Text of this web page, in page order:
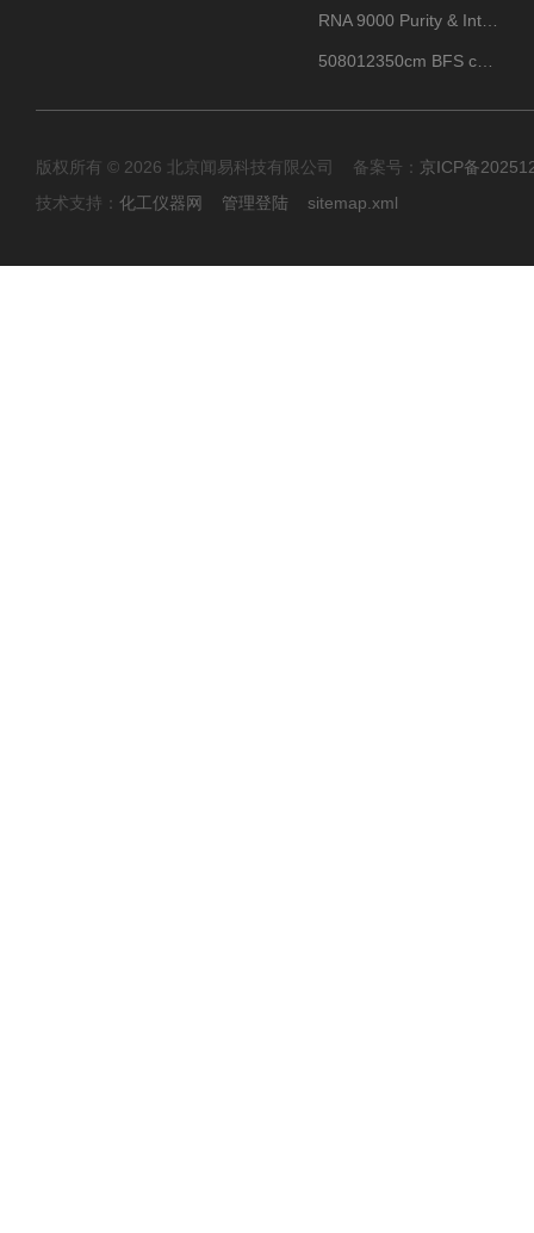
版权所有 © 2026 北京闻易科技有限公司 备案号： 京ICP备
技术支持： 化工仪器网 管理登陆 sitemap.xml